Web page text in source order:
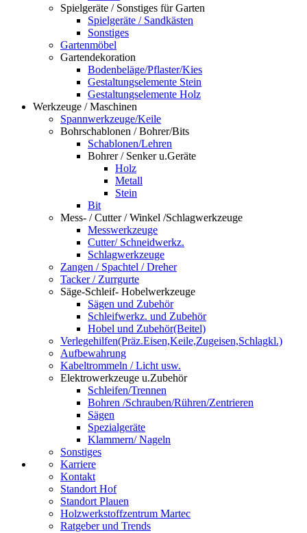
Spielgeräte / Sonstiges für Garten
Spielgeräte / Sandkästen
Sonstiges
Gartenmöbel
Gartendekoration
Bodenbeläge/Pflaster/Kies
Gestaltungselemente Stein
Gestaltungselemente Holz
Werkzeuge / Maschinen
Spannwerkzeuge/Keile
Bohrschablonen / Bohrer/Bits
Schablonen/Lehren
Bohrer / Senker u.Geräte
Holz
Metall
Stein
Bit
Mess- / Cutter / Winkel /Schlagwerkzeuge
Messwerkzeuge
Cutter/ Schneidwerkz.
Schlagwerkzeuge
Zangen / Spachtel / Dreher
Tacker / Zurrgurte
Säge-Schleif- Hobelwerkzeuge
Sägen und Zubehör
Schleifwerkz. und Zubehör
Hobel und Zubehör(Beitel)
Verlegehilfen(Präz.Eisen,Keile,Zugeisen,Schlagkl.)
Aufbewahrung
Kabeltrommeln / Licht usw.
Elektrowerkzeuge u.Zubehör
Schleifen/Trennen
Bohren /Schrauben/Rühren/Zentrieren
Sägen
Spezialgeräte
Klammern/ Nageln
Sonstiges
Karriere
Kontakt
Standort Hof
Standort Plauen
Holzwerkstoffzentrum Martec
Ratgeber und Trends